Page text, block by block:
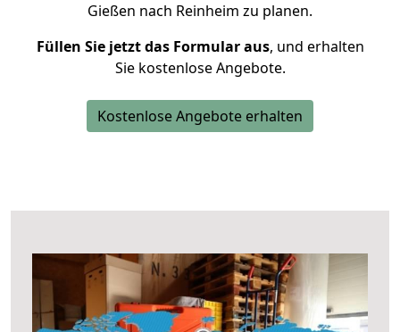
Gießen nach Reinheim zu planen.
Füllen Sie jetzt das Formular aus, und erhalten
Sie kostenlose Angebote.
Kostenlose Angebote erhalten